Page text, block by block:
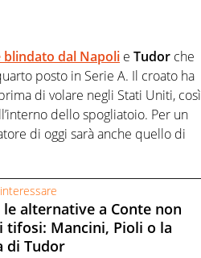
blindato dal Napoli e Tudor che
posto in Serie A. Il croato ha
di volare negli Stati Uniti, così
dello spogliatoio. Per un
di oggi sarà anche quello di
le alternative a Conte non
tifosi: Mancini, Pioli o la
di Tudor